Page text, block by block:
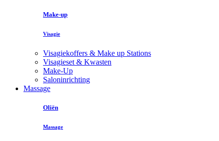
Make-up
Visagie
Visagiekoffers & Make up Stations
Visagieset & Kwasten
Make-Up
Saloninrichting
Massage
Oliën
Massage